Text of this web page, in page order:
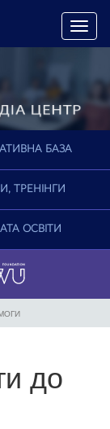
T
o
e
i
a
БАЗА
ТРЕНІНГИ
ОСВІТИ
до